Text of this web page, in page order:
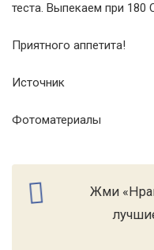
теста. Выпекаем при 180
Приятного аппетита!
Источник
Фотоматериалы
Жми